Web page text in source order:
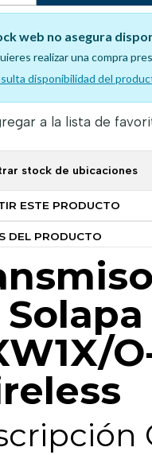
web no asegura
realizar una compra
disponibilidad del
a la lista de
stock de ubicaciones
ESTE PRODUCTO
DEL PRODUCTO